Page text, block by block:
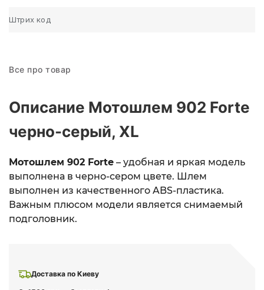
Штрих код
Доставка по Киеву
Все про товар
Описание Мотошлем 902 Forte
черно-серый, XL
Мотошлем 902 Forte – удобная и яркая модель
выполнена в черно-сером цвете. Шлем
выполнен из качественного ABS-пластика.
Важным плюсом модели является снимаемый
подголовник.